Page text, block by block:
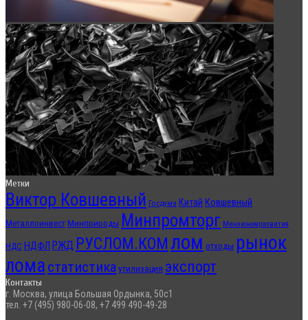
Метки
Виктор Ковшевный Госдума Китай Ковшевный
Металлоинвест Минприроды Минпромторг Минэкономразвития
НДС НДФЛ РЖД РУСЛОМ.КОМ лом отходы рынок
лома статистика утилизация экспорт
Контакты
г. Москва, улица Большая Ордынка, 50с1
тел. +7 (495) 980-06-08, +7 499 490-49-28